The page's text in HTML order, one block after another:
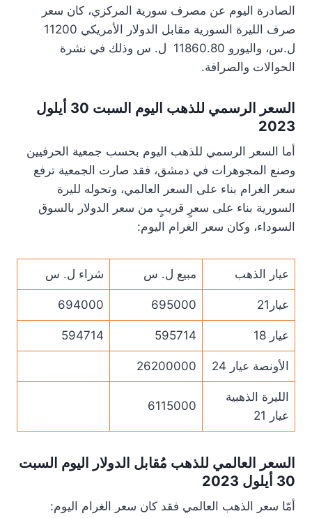
الصادرة اليوم عن مصرف سورية المركزي، كان سعر
صرف الليرة السورية مقابل الدولار الأمريكي 11200
ل.س، واليورو 11860.80 ل. س وذلك في نشرة
الحوالات والصرافة.
السعر الرسمي للذهب اليوم السبت 30 أيلول
2023
أما السعر الرسمي للذهب اليوم بحسب جمعية الحرفيين
وصنع المجوهرات في دمشق، فقد صارت الجمعية ترفع
سعر الغرام بناء على السعر العالمي، وتحوله لليرة
السورية بناء على سعرٍ قريبٍ من سعر الدولار بالسوق
السوداء، وكان سعر الغرام اليوم:
عيار الذهب مبيع ل. س شراء ل. س
عيار21 695000
694000
عيار 18 595714
594714
الأونصة عيار 24 26200000
الليرة الذهبية
عيار 21
6115000
السعر العالمي للذهب مُقابل الدولار اليوم السبت
30 أيلول 2023
أمّا سعر الذهب العالمي فقد كان سعر الغرام اليوم: